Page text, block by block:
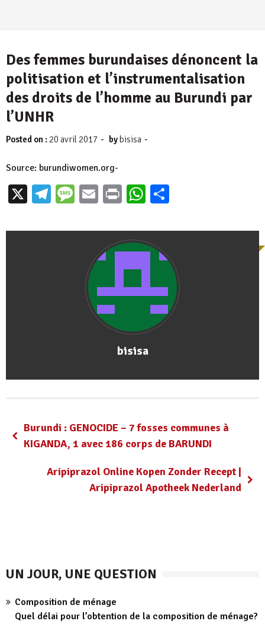
Des femmes burundaises dénoncent la
politisation et l’instrumentalisation
des droits de l’homme au Burundi par
l’UNHR
Posted on : 20 avril 2017 - by bisisa -
Source: burundiwomen.org-
X Telegram
Message
EmailPrintWhatsApp
bisisa
Burundi : GENOCIDE – 7 fosses communes à
KIGANDA, 1 avec 186 corps de BARUNDI
Aripiprazol Online Kopen Zonder Recept |
Aripiprazol Apotheek Nederland
UN JOUR, UNE QUESTION
Composition de ménage
Quel délai pour l’obtention de la composition de ménage?